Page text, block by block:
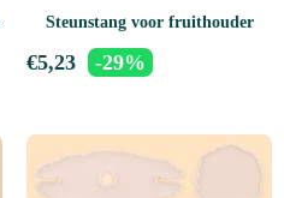
Steunstang voor fruithouder
€5,23 -29%